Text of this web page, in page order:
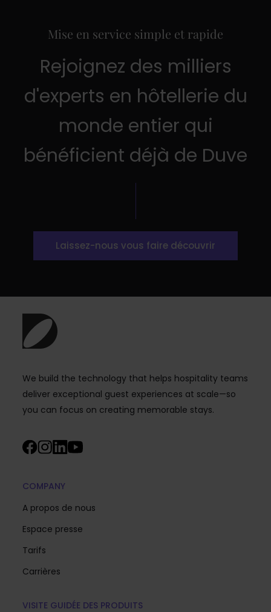
Mise en service simple et rapide
Rejoignez des milliers
d'experts en hôtellerie du
monde entier qui
bénéficient déjà de Duve
Laissez-nous vous faire découvrir
We build the technology that helps hospitality teams
deliver exceptional guest experiences at scale—so
you can focus on creating memorable stays.
COMPANY
A propos de nous
Espace presse
Tarifs
Carrières
VISITE GUIDÉE DES PRODUITS